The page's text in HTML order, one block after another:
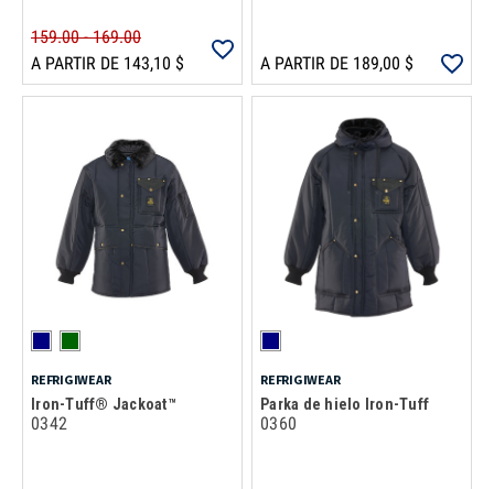
159.00 - 169.00
A PARTIR DE 143,10 $
A PARTIR DE 189,00 $
REFRIGIWEAR
Iron-Tuff® Jackoat™
0342
REFRIGIWEAR
Parka de hielo Iron-Tuff
0360